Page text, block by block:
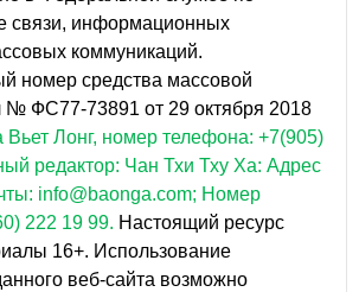
связи, информационных
коммуникаций.
номер средства массовой
ФС77-73891 от 29 октября 2018
Вьет Лонг, номер телефона: +7(905)
редактор: Чан Тхи Тху Ха: Адрес
info@baonga.com; Номер
222 19 99. Настоящий ресурс
16+. Использование
веб-сайта возможно